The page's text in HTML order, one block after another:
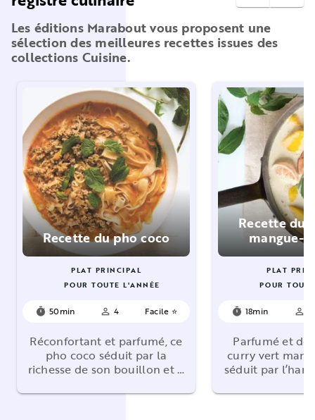
Les éditions Marabout vous proposent une
sélection des meilleures recettes issues des
collections Cuisine.
Recette du pho coco
PLAT PRINCIPAL
POUR TOUTE L'ANNÉE
timer 50min person_outline 4 Facile ⭐
Réconfortant et parfumé, ce
pho coco séduit par la
richesse de son bouillon et …
Recette du
mangue-
PLAT
POUR
timer 18min person_outline
Parfumé et
curry vert
séduit par